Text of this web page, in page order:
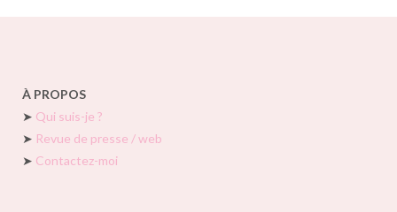
À PROPOS
➤ Qui suis-je ?
➤ Revue de presse / web
➤ Contactez-moi